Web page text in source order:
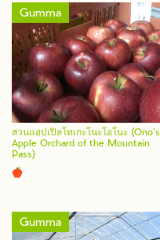
Gumma
สวนแอปเปิลโทเกะโนะโอโนะ (Ono’s
Apple Orchard of the Mountain
Pass)
Gumma